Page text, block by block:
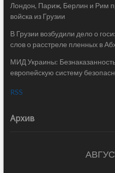
Лондон, Париж, Берлин и Рим
войска из Грузии
В Грузии возбудили дело о
слов о расстреле пленных в
МИД Украины:
европейскую систему
RSS
Архив